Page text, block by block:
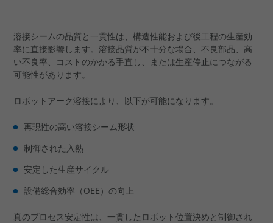
溶接シームの品質と一貫性は、構造性能および後工程の生産効
率に直接影響します。溶接品質が不十分な場合、不良部品、高
い不良率、コストのかかる手直し、または生産停止につながる
可能性があります。
ロボットアーク溶接により、以下が可能になります。
再現性の高い溶接シーム形状
制御された入熱
安定した生産サイクル
設備総合効率（OEE）の向上
真のプロセス安定性は、一貫したロボット位置決めと制御され